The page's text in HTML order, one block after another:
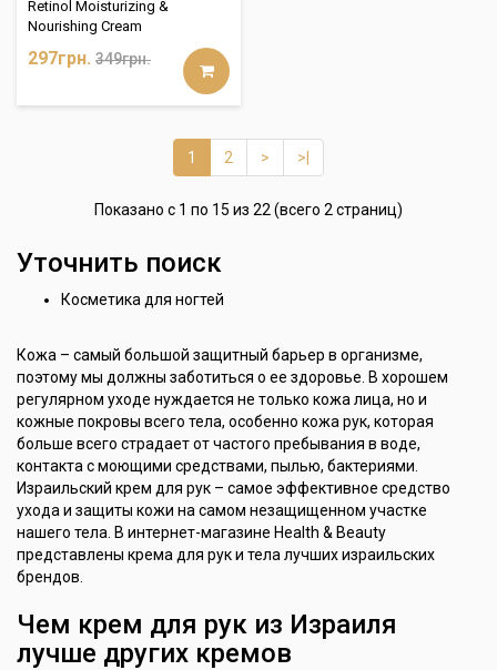
Retinol Moisturizing &
Nourishing Cream
297грн. 349грн.
1 2 > >|
Показано с 1 по 15 из 22 (всего 2 страниц)
Уточнить поиск
Косметика для ногтей
Кожа – самый большой защитный барьер в организме,
поэтому мы должны заботиться о ее здоровье. В хорошем
регулярном уходе нуждается не только кожа лица, но и
кожные покровы всего тела, особенно кожа рук, которая
больше всего страдает от частого пребывания в воде,
контакта с моющими средствами, пылью, бактериями.
Израильский крем для рук – самое эффективное средство
ухода и защиты кожи на самом незащищенном участке
нашего тела. В интернет-магазине Health & Beauty
представлены крема для рук и тела лучших израильских
брендов.
Чем крем для рук из Израиля
лучше других кремов